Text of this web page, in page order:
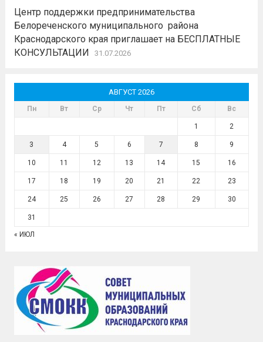
Центр поддержки предпринимательства
Белореченского муниципального района
Краснодарского края приглашает на БЕСПЛАТНЫЕ
КОНСУЛЬТАЦИИ
31.07.2026
АВГУСТ 2026
Пн Вт Ср Чт Пт Сб Вс
1 2
3 4 5 6 7 8 9
10 11 12 13 14 15 16
17 18 19 20 21 22 23
24 25 26 27 28 29 30
31
« ИЮЛ